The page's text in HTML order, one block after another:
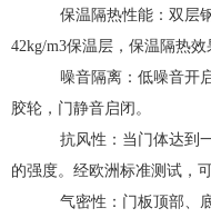
保温隔热性能：双层
42kg/m3保温层，保温隔热效
噪音隔离：低噪音开
胶轮，门静音启闭。
抗风性：当门体达到
的强度。经欧洲标准测试，
气密性：门板顶部、